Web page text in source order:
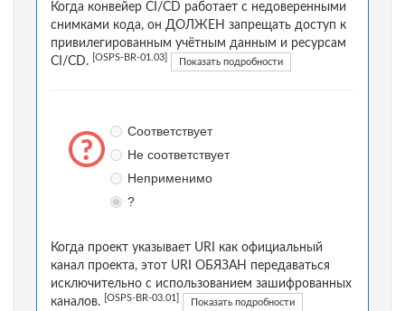
Когда конвейер CI/CD работает с недоверенными
снимками кода, он ДОЛЖЕН запрещать доступ к
привилегированным учётным данным и ресурсам
CI/CD.
[OSPS-BR-01.03] Показать подробности
Соответствует
Не соответствует
Неприменимо
?
Когда проект указывает URI как официальный
канал проекта, этот URI ОБЯЗАН передаваться
исключительно с использованием зашифрованных
каналов.
[OSPS-BR-03.01] Показать подробности